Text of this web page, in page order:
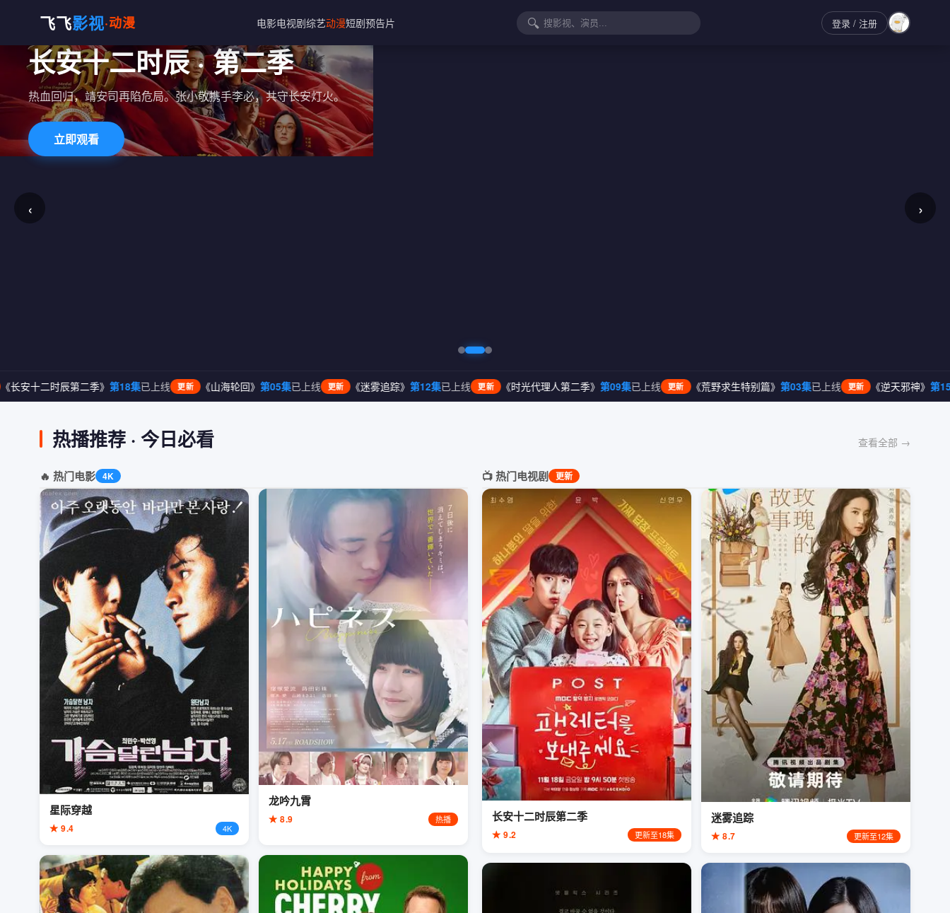
飞飞影视·动漫 电影电视剧综艺动漫短剧预告片 🔍 登录/ 注册
长安十二时辰 · 第二季
热血回归，靖安司再陷危局。张小敬携手李必，共守长安灯火。
立即观看
‹ ›
》第18集已上线 更新 《山海轮回》第05集 已上线 更新 《迷雾追踪》第12集 已上线 更新 《时光代理人第二季》第09集已上线 更新 《荒野求生特别篇》 第03集已上线 更新 《逆天邪神》第156集已上线 更新
热播推荐 · 今日必看 查看全部 →
🔥 热门电影 4K
星际穿越
★ 9.4 4K
龙吟九霄
★ 8.9 热播
📺 热门电视剧 更新
长安十二时辰第二季
★ 9.2 更新至18集
迷雾追踪
★ 8.7 更新至12集